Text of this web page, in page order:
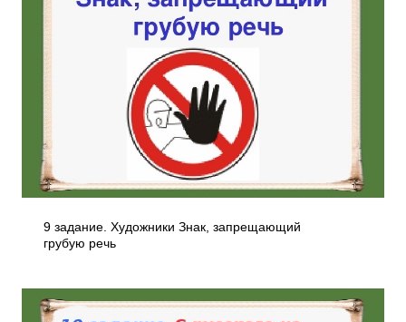
9 задание. Художники Знак, запрещающий
грубую речь